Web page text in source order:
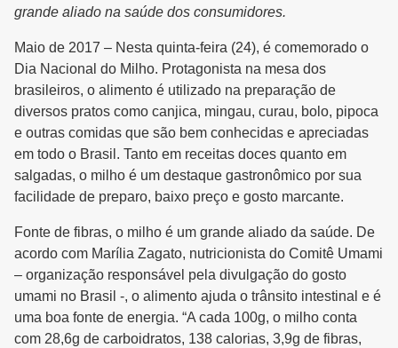
grande aliado na saúde dos consumidores.
Maio de 2017 – Nesta quinta-feira (24), é comemorado o
Dia Nacional do Milho. Protagonista na mesa dos
brasileiros, o alimento é utilizado na preparação de
diversos pratos como canjica, mingau, curau, bolo, pipoca
e outras comidas que são bem conhecidas e apreciadas
em todo o Brasil. Tanto em receitas doces quanto em
salgadas, o milho é um destaque gastronômico por sua
facilidade de preparo, baixo preço e gosto marcante.
Fonte de fibras, o milho é um grande aliado da saúde. De
acordo com Marília Zagato, nutricionista do Comitê Umami
– organização responsável pela divulgação do gosto
umami no Brasil -, o alimento ajuda o trânsito intestinal e é
uma boa fonte de energia. “A cada 100g, o milho conta
com 28,6g de carboidratos, 138 calorias, 3,9g de fibras,